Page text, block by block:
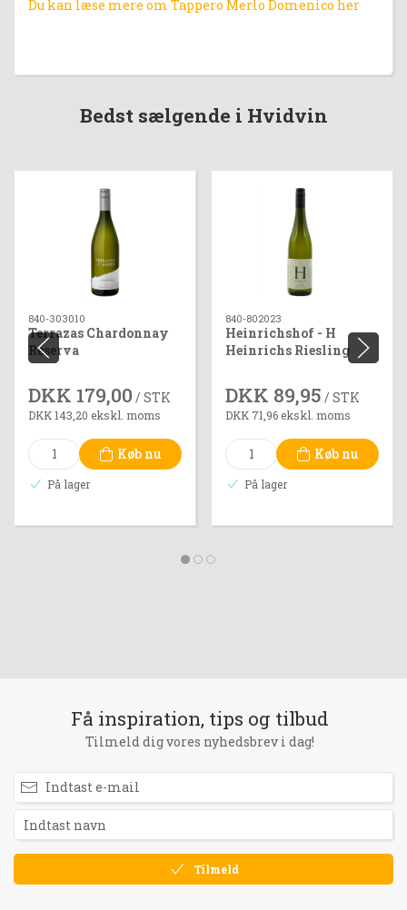
Du kan læse mere om Tappero Merlo Domenico her
Bedst sælgende i Hvidvin
840-303010
Terrazas Chardonnay
Reserva
DKK 179,00 / STK
DKK 143,20 ekskl. moms
Køb nu
På lager
840-802023
Heinrichshof - H
Heinrichs Riesling
DKK 89,95 / STK
DKK 71,96 ekskl. moms
Køb nu
På lager
Få inspiration, tips og tilbud
Tilmeld dig vores nyhedsbrev i dag!
Tilmeld